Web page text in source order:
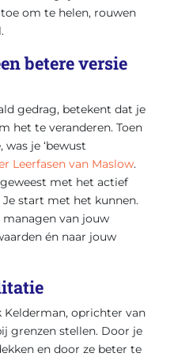
om te helen, rouwen
betere versie
gedrag, betekent dat je
het te veranderen. Toen
je ‘bewust
Leerfasen van Maslow.
met het actief
start met het kunnen.
van jouw
én naar jouw
Kelderman, oprichter van
grenzen stellen. Door je
en door ze beter te